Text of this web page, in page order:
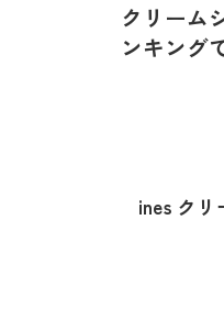
クリーム
ンキング
ines ク